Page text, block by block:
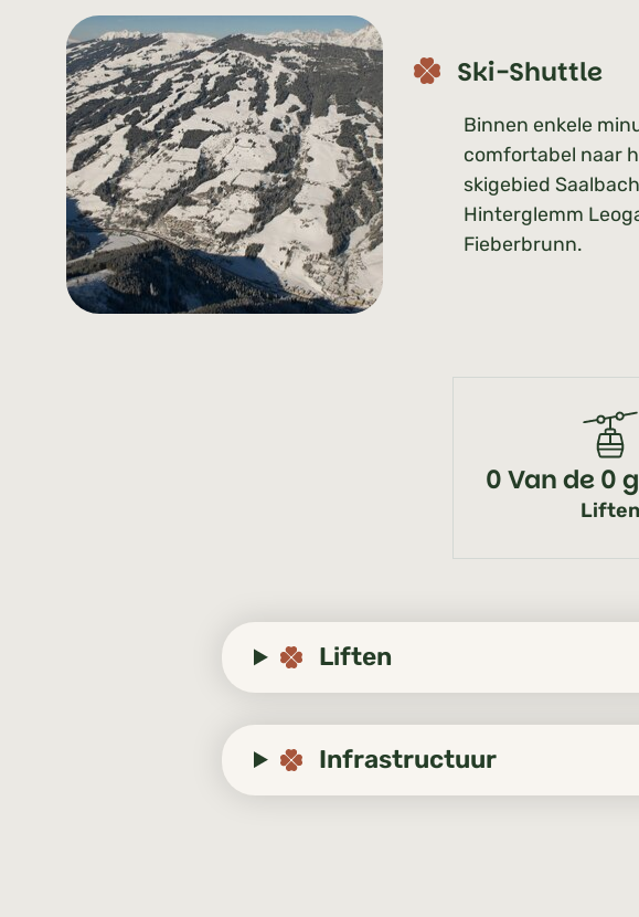
Ski-Shuttle
Binnen enkele
comfortabel naar
skigebied Saalbach
Hinterglemm
Fieberbrunn.
0 Van de 0
Liften
Liften
Infrastructuur